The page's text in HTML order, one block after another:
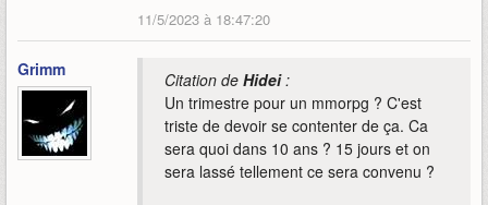
11/5/2023 à 18:47:20
Grimm Citation de Hidei:
Un trimestre pour un mmorpg ? C'est
triste de devoir se contenter de ça. Ca
sera quoi dans 10 ans ? 15 jours et on
sera lassé tellement ce sera convenu ?